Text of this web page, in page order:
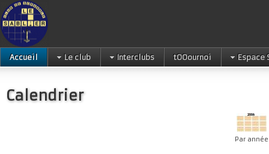
Accueil Le club Interclubs tOOournoi Espace
Calendrier
Par année